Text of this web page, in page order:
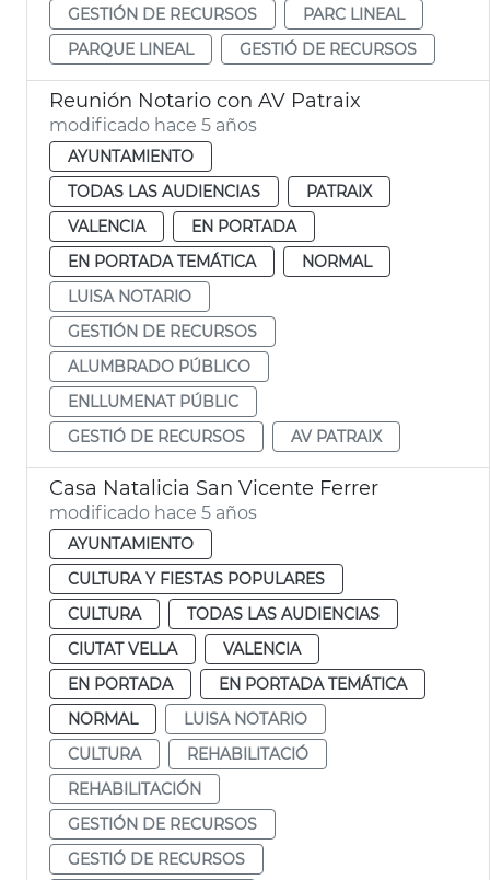
GESTIÓN DE RECURSOS
PARC LINEAL
PARQUE LINEAL
GESTIÓ DE RECURSOS
Reunión Notario con AV Patraix
modificado hace 5 años
AYUNTAMIENTO
TODAS LAS AUDIENCIAS
PATRAIX
VALENCIA
EN PORTADA
EN PORTADA TEMÁTICA
NORMAL
LUISA NOTARIO
GESTIÓN DE RECURSOS
ALUMBRADO PÚBLICO
ENLLUMENAT PÚBLIC
GESTIÓ DE RECURSOS
AV PATRAIX
Casa Natalicia San Vicente Ferrer
modificado hace 5 años
AYUNTAMIENTO
CULTURA Y FIESTAS POPULARES
CULTURA
TODAS LAS AUDIENCIAS
CIUTAT VELLA
VALENCIA
EN PORTADA
EN PORTADA TEMÁTICA
NORMAL
LUISA NOTARIO
CULTURA
REHABILITACIÓ
REHABILITACIÓN
GESTIÓN DE RECURSOS
GESTIÓ DE RECURSOS